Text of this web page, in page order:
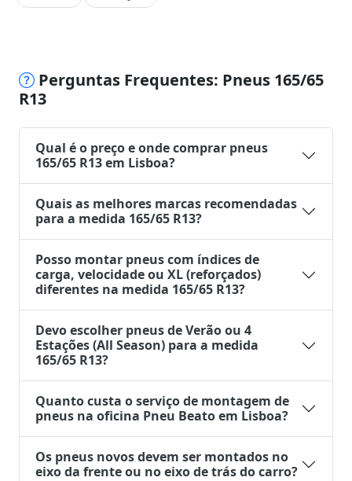
Perguntas Frequentes: Pneus 165/65
R13
Qual é o preço e onde comprar pneus
165/65 R13 em Lisboa?
Quais as melhores marcas recomendadas
para a medida 165/65 R13?
Posso montar pneus com índices de
carga, velocidade ou XL (reforçados)
diferentes na medida 165/65 R13?
Devo escolher pneus de Verão ou 4
Estações (All Season) para a medida
165/65 R13?
Quanto custa o serviço de montagem de
pneus na oficina Pneu Beato em Lisboa?
Os pneus novos devem ser montados no
eixo da frente ou no eixo de trás do carro?